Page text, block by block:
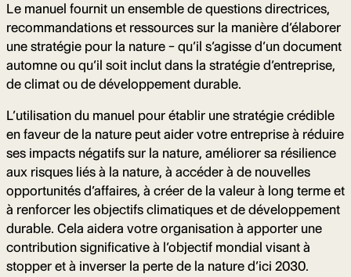
Le manuel fournit un ensemble de questions directrices,
recommandations et ressources sur la manière d’élaborer
une stratégie pour la nature – qu’il s’agisse d’un document
automne ou qu’il soit inclut dans la stratégie d’entreprise,
de climat ou de développement durable.
L’utilisation du manuel pour établir une stratégie crédible
en faveur de la nature peut aider votre entreprise à réduire
ses impacts négatifs sur la nature, améliorer sa résilience
aux risques liés à la nature, à accéder à de nouvelles
opportunités d’affaires, à créer de la valeur à long terme et
à renforcer les objectifs climatiques et de développement
durable. Cela aidera votre organisation à apporter une
contribution significative à l’objectif mondial visant à
stopper et à inverser la perte de la nature d’ici 2030.